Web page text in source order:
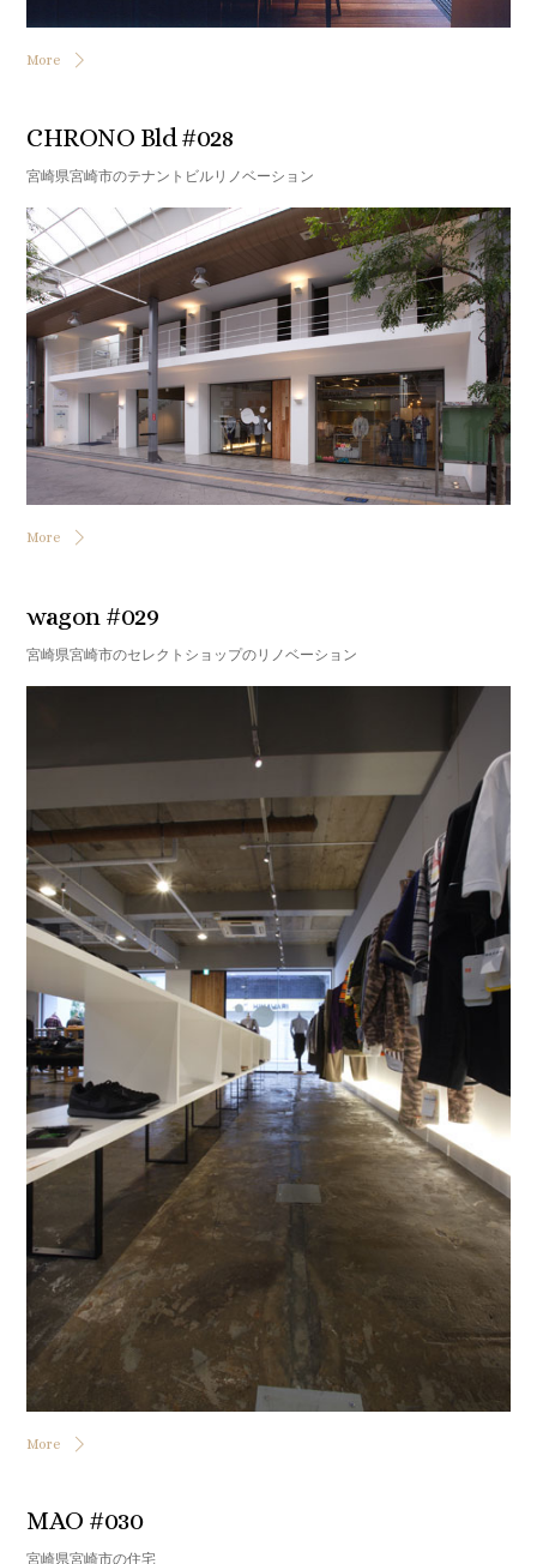
More
CHRONO Bld #028
宮崎県宮崎市のテナントビルリノベーション
More
wagon #029
宮崎県宮崎市のセレクトショップのリノベーション
More
MAO #030
宮崎県宮崎市の住宅